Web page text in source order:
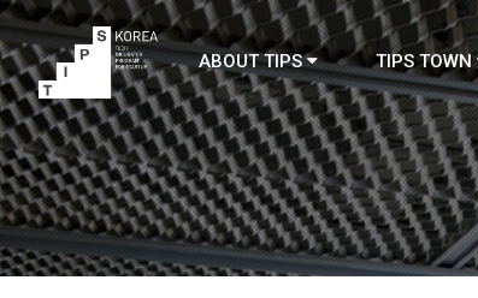
TIPS
ABOUT TIPS TIPS TOWN